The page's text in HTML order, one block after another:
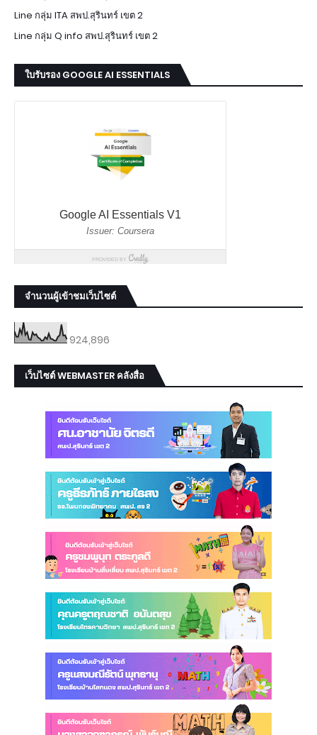
Line กลุ่ม ITA สพป.สุรินทร์ เขต 2
Line กลุ่ม Q info สพป.สุรินทร์ เขต 2
ใบรับรอง GOOGLE AI ESSENTIALS
จำนวนผู้เข้าชมเว็บไซต์
924,896
เว็บไซต์ WEBMASTER คลังสื่อ